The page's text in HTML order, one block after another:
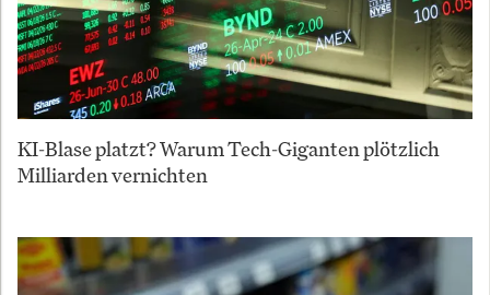
KI-Blase platzt? Warum Tech-Giganten plötzlich
Milliarden vernichten